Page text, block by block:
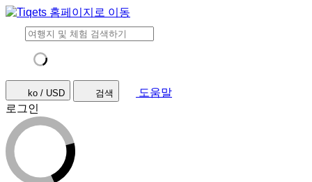
ko / USD 검색
도움말
로그인